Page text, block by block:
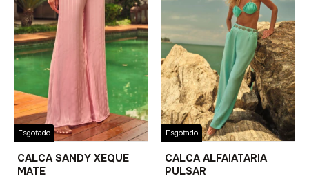
Esgotado
CALCA SANDY XEQUE
MATE
Esgotado
CALCA ALFAIATARIA
PULSAR